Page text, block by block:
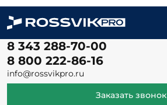
8 343 288-70-00
8 800 222-86-16
info@rossvikpro.ru
Заказать звонок